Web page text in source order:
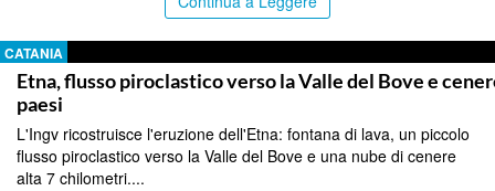
CATANIA
Etna, flusso piroclastico verso la Valle del Bove e
paesi
L'Ingv ricostruisce l'eruzione dell'Etna: fontana di lava, un piccolo
flusso piroclastico verso la Valle del Bove e una nube di cenere
alta 7 chilometri....